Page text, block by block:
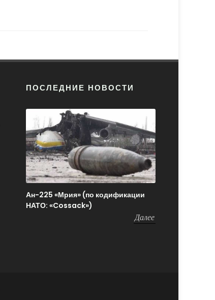
ПОСЛЕДНИЕ НОВОСТИ
Ан-225 «Мрия» (по кодификации
НАТО: «Cossack»)
Далее